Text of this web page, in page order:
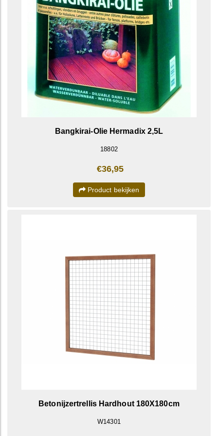
Bangkirai-Olie Hermadix 2,5L
18802
€36,95
Product bekijken
Betonijzertrellis Hardhout 180X180cm
W14301